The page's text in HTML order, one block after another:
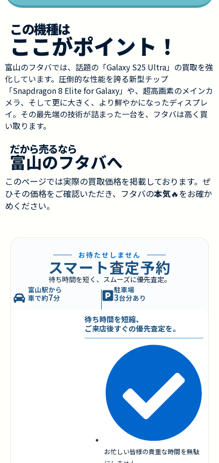
この機種は
ここがポイント！
富山のフタバでは、話題の「Galaxy S25 Ultra」の買取を強
化しています。圧倒的な性能を誇る新型チップ
「Snapdragon 8 Elite for Galaxy」や、超高画素のメインカ
メラ、そして更に大きく、より鮮やかになったディスプレ
イ。その最先端の技術が詰まった一台を、フタバは高く買
い取ります。
だから売るなら
富山のフタバへ
このページでは実際の買取価格を掲載しております。ぜ
ひその価格をご確認いただき、フタバの本気🔥をお確か
めください。
お待たせしません
スマート査定予約
待ち時間を短く、スムーズに優先査定。
富山駅から
車で約7分
駐車場
3台分あり
待ち時間を短縮、
ご来店後すぐの優先査定を。
お忙しい皆様の貴重な時間を無駄